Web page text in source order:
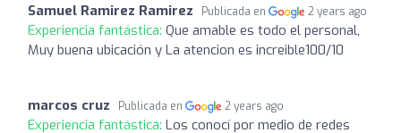
Samuel Ramirez Ramirez Publicada en 2 years ago
Experiencia fantástica: Que amable es todo el personal,
Muy buena ubicación y La atencion es increible100/10
marcos cruz Publicada en 2 years ago
Experiencia fantástica: Los conocí por medio de redes